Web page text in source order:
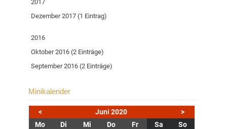
2017
Dezember 2017 (1 Eintrag)
2016
Oktober 2016 (2 Einträge)
September 2016 (2 Einträge)
Minikalender
< Juni 2020
>
Montag Dienstag
Mi ttwoch
Donnerstag
Freitag SamstagSonntag